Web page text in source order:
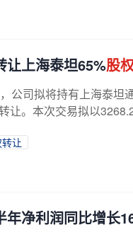
让上海泰坦65%股
公司拟将持有上海泰坦
让。本次交易拟以
让
年净利润同比增长